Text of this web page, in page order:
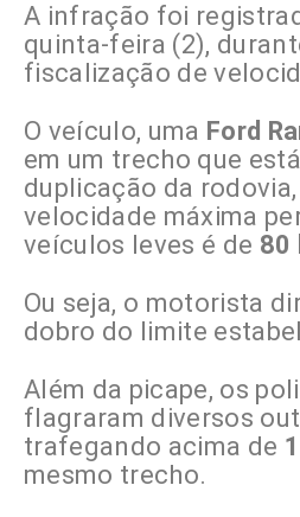
A infração foi
quinta-feira (2),
fiscalização de
O veículo, uma Ford
em um trecho que
duplicação da
velocidade máxima
veículos leves é de 80
Ou seja, o motorista
dobro do limite
Além da picape, os
flagraram diversos
trafegando acima de
mesmo trecho.